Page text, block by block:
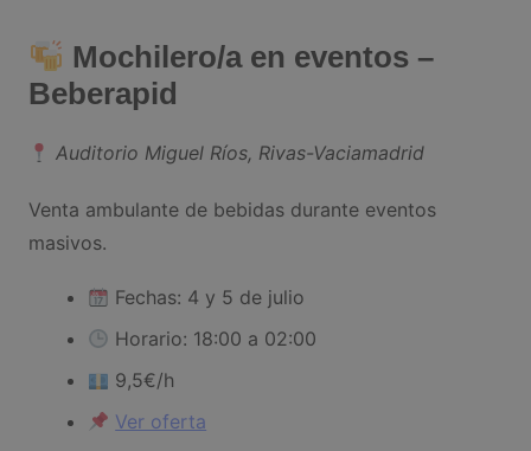
Mochilero/a en eventos –
Beberapid
Auditorio Miguel Ríos, Rivas-Vaciamadrid
Venta ambulante de bebidas durante eventos
masivos.
Fechas: 4 y 5 de julio
Horario: 18:00 a 02:00
9,5€/h
Ver oferta